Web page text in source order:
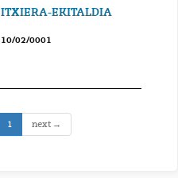
ITXIERA-EKITALDIA
10/02/0001
1(current)
next →